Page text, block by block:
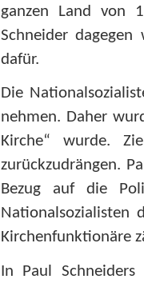
ganzen Land von
Schneider
dafür.
Die
nehmen. Daher
Kirche“ wurde.
zurückzudrängen.
Bezug auf die
Nationalsozialisten
Kirchenfunktionäre
In Paul